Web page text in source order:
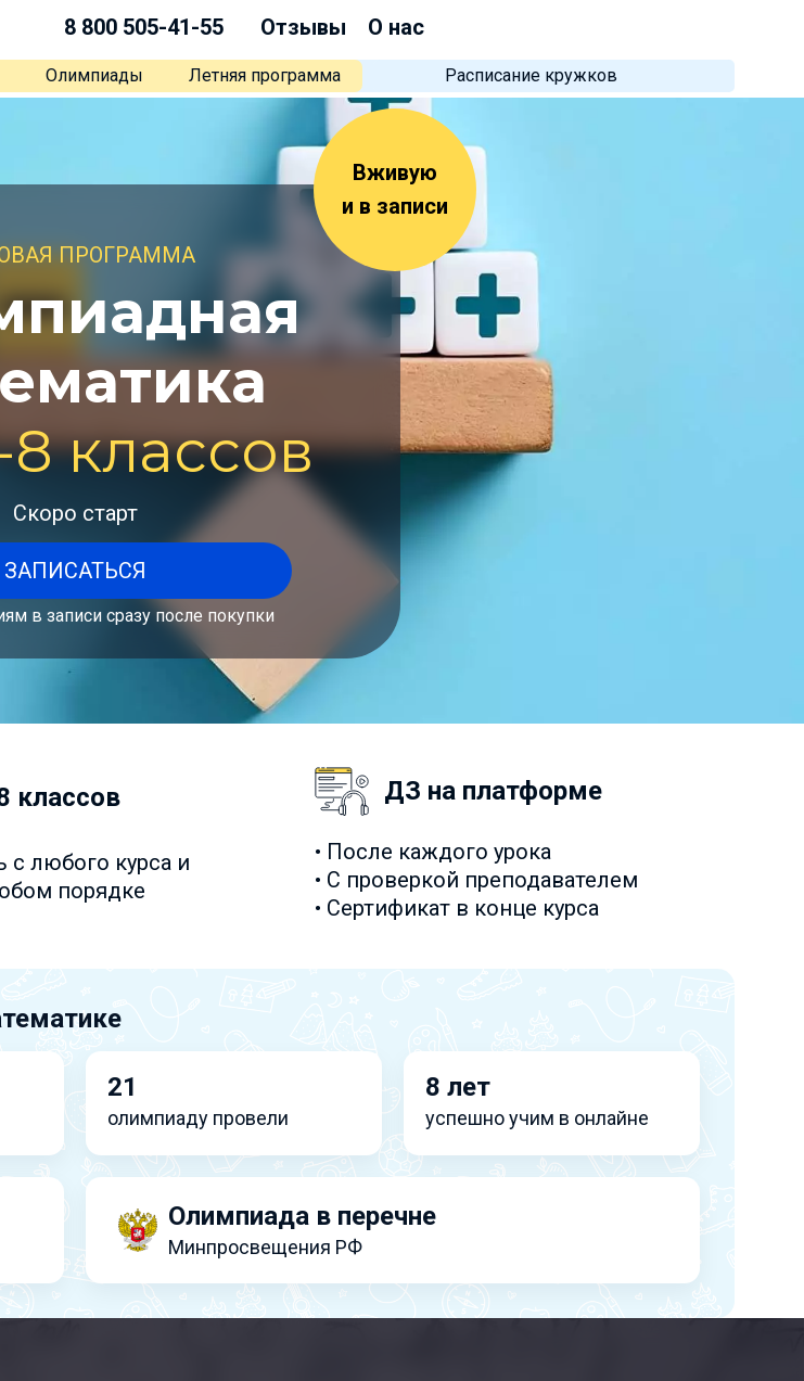
8 800 505-41-55 Отзывы
О нас
Олимпиады Летняя программа Расписание кружков
Вживую
и в записи
ПРОГРАММА
классов
Скоро старт
ЗАПИСАТЬСЯ
в записи сразу после покупки
классов
с любого курса и
порядке
ДЗ на платформе
• После каждого урока
• С проверкой преподавателем
• Сертификат в конце курса
21
олимпиаду провели
8 лет
успешно учим в онлайне
Олимпиада в перечне
Минпросвещения РФ